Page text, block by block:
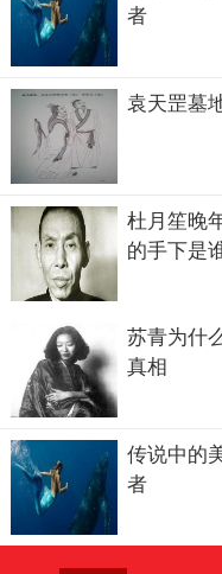
者
袁天罡墓
杜月笙晚
的手下是
苏青为什
真相
传说中的
者